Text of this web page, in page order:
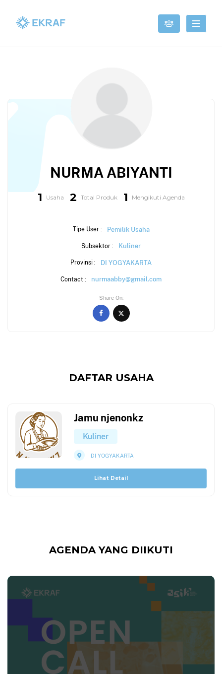
NURMA ABIYANTI
1 Usaha 2 Total Produk 1 Mengikuti Agenda
Tipe User : Pemilik Usaha
Subsektor : Kuliner
Provinsi : DI YOGYAKARTA
Contact : nurmaabby@gmail.com
Share On
DAFTAR USAHA
Jamu njenonkz
Kuliner
DI YOGYAKARTA
Lihat Detail
AGENDA YANG DIIKUTI